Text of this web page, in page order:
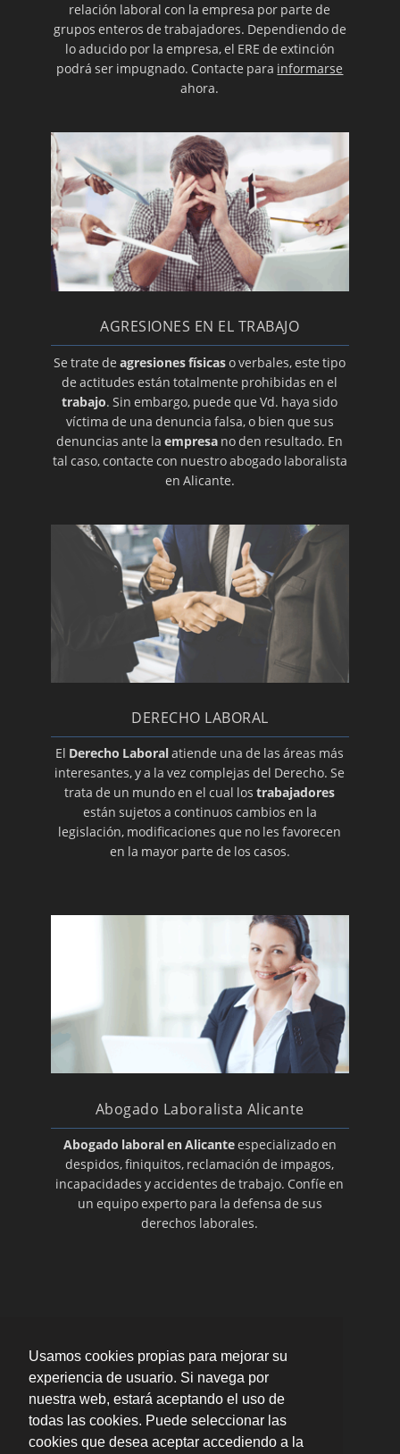
Usamos cookies propias para mejorar su
experiencia de usuario. Si navega por
nuestra web, estará aceptando el uso de
todas las cookies. Puede seleccionar las
cookies que desea aceptar accediendo a la
relación laboral con la empresa por parte de
grupos enteros de trabajadores. Dependiendo de
lo aducido por la empresa, el ERE de extinción
podrá ser impugnado. Contacte para informarse
ahora.
AGRESIONES EN EL TRABAJO
Se trate deagresiones físicaso verbales, este tipo
de actitudes están totalmente prohibidas en el
trabajo. Sin embargo, puede que Vd. haya sido
víctima de una denuncia falsa, o bien que sus
denuncias ante laempresa no den resultado. En
tal caso, contacte con nuestro abogado laboralista
en Alicante.
DERECHO LABORAL
El Derecho Laboralatiende una de las áreas más
interesantes, y a la vez complejas del Derecho. Se
trata de un mundo en el cual lostrabajadores
están sujetos a continuos cambios en la
legislación, modificaciones que no les favorecen
en la mayor parte de los casos.
Abogado Laboralista Alicante
Abogado laboral en Alicanteespecializado en
despidos, finiquitos, reclamación de impagos,
incapacidades y accidentes de trabajo. Confíe en
un equipo experto para la defensa de sus
derechos laborales.